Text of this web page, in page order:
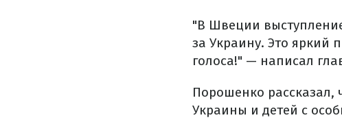
"В Швеции
за Украину. Это яркий
голоса!" — написал
Порошенко рассказал,
Украины и детей с